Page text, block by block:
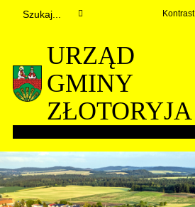
Kontrast
URZĄD
GMINY
ZŁOTORYJA